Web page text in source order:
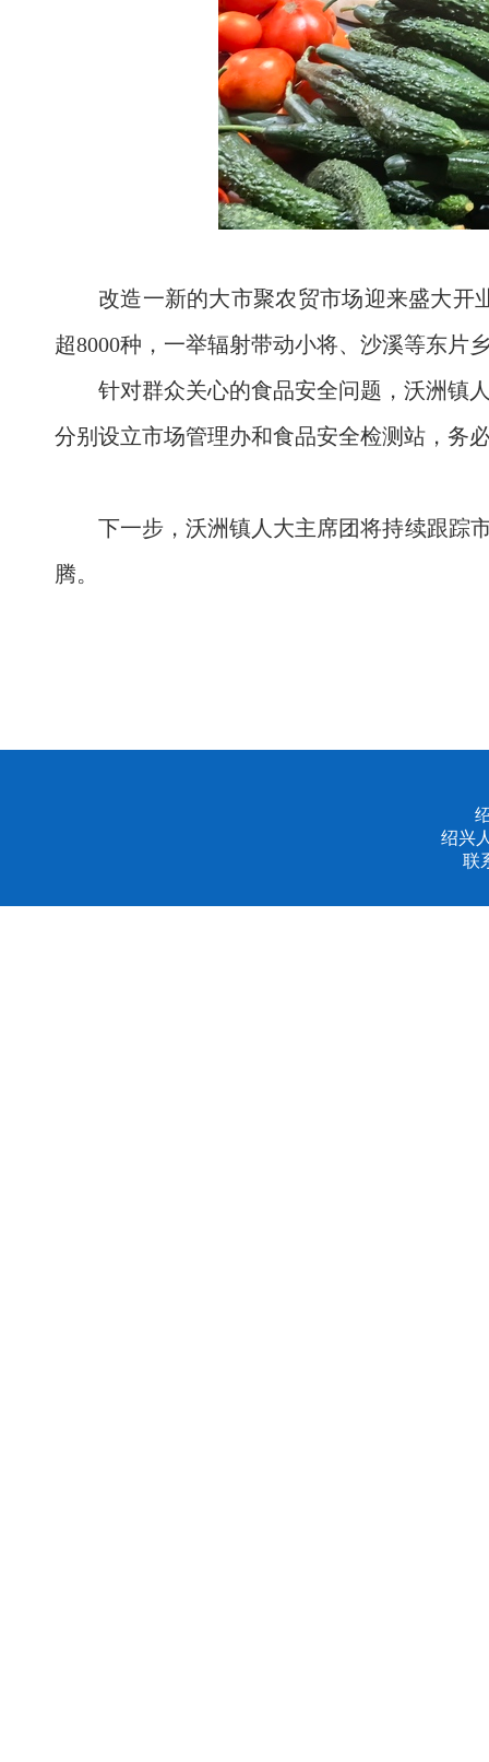
改造一新的大市聚农贸市场迎来盛大开
超8000种，一举辐射带动小将、沙溪等东片
针对群众关心的食品安全问题，沃洲镇
分别设立市场管理办和食品安全检测站，务
下一步，沃洲镇人大主席团将持续跟踪
腾。
绍兴
联